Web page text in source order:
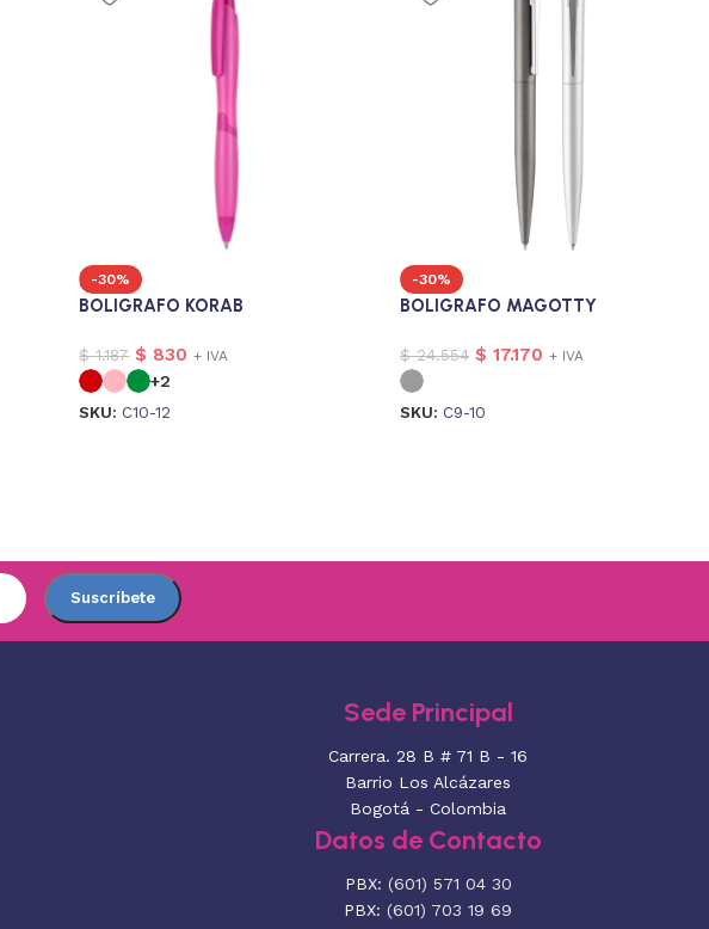
-30%
BOLIGRAFO KORAB
$1.187 $ 830 + IVA
+2
SKU: C10-12
-30%
BOLIGRAFO MAGOTTY
$24.554 $ 17.170 + IVA
SKU: C9-10
Sede Principal
Carrera. 28 B # 71 B - 16
Barrio Los Alcázares
Bogotá - Colombia
Datos de Contacto
PBX: (601) 571 04 30
PBX: (601) 703 19 69